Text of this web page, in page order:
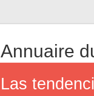
Annuaire
Las